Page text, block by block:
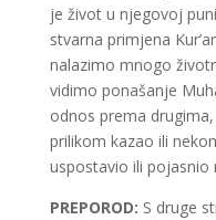
je život u njegovoj
stvarna primjena
nalazimo mnogo
vidimo ponašanje
odnos prema
prilikom kazao ili
uspostavio ili pojasnio
PREPOROD: S druge